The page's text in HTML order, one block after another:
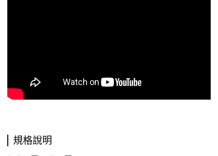
規格說明